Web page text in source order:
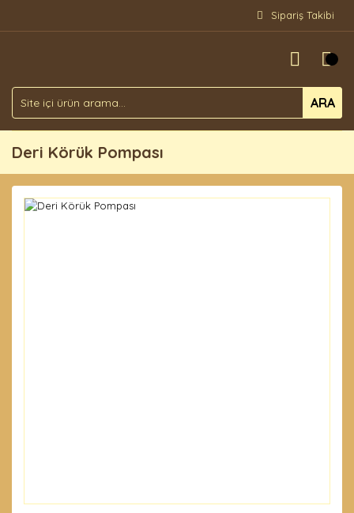
Sipariş Takibi
ARA
Deri Körük Pompası